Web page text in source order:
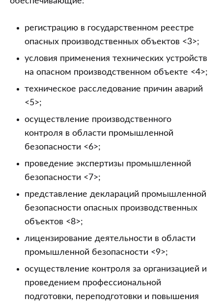
регистрацию в государственном реестре
опасных производственных объектов <3>;
условия применения технических устройств
на опасном производственном объекте <4>;
техническое расследование причин аварий
<5>;
осуществление производственного
контроля в области промышленной
безопасности <6>;
проведение экспертизы промышленной
безопасности <7>;
представление деклараций промышленной
безопасности опасных производственных
объектов <8>;
лицензирование деятельности в области
промышленной безопасности <9>;
осуществление контроля за организацией и
проведением профессиональной
подготовки, переподготовки и повышения